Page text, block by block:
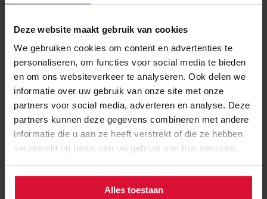
Deze website maakt gebruik van cookies
We gebruiken cookies om content en advertenties te
personaliseren, om functies voor social media te bieden
en om ons websiteverkeer te analyseren. Ook delen we
informatie over uw gebruik van onze site met onze
partners voor social media, adverteren en analyse. Deze
partners kunnen deze gegevens combineren met andere
informatie die u aan ze heeft verstrekt of die ze hebben
verzameld op basis van uw gebruik van hun services.
Alles toestaan
Foto: copyright Martin
2024.